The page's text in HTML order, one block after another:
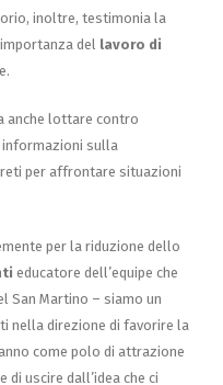
inoltre, testimonia la
del lavoro di
anche lottare contro
informazioni sulla
per affrontare situazioni
per la riduzione dello
educatore dell’equipe che
San Martino – siamo un
nella direzione di favorire la
come polo di attrazione
di uscire dall’idea che ci